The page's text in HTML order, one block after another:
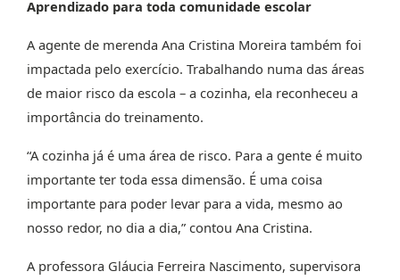
Aprendizado para toda comunidade escolar
A agente de merenda Ana Cristina Moreira também foi
impactada pelo exercício. Trabalhando numa das áreas
de maior risco da escola – a cozinha, ela reconheceu a
importância do treinamento.
“A cozinha já é uma área de risco. Para a gente é muito
importante ter toda essa dimensão. É uma coisa
importante para poder levar para a vida, mesmo ao
nosso redor, no dia a dia,” contou Ana Cristina.
A professora Gláucia Ferreira Nascimento, supervisora